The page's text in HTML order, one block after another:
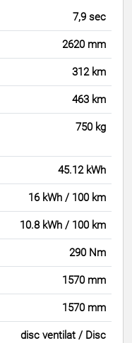
7,9 sec
2620 mm
312 km
463 km
750 kg
45.12 kWh
16 kWh / 100 km
10.8 kWh / 100 km
290 Nm
1570 mm
1570 mm
disc ventilat / Disc